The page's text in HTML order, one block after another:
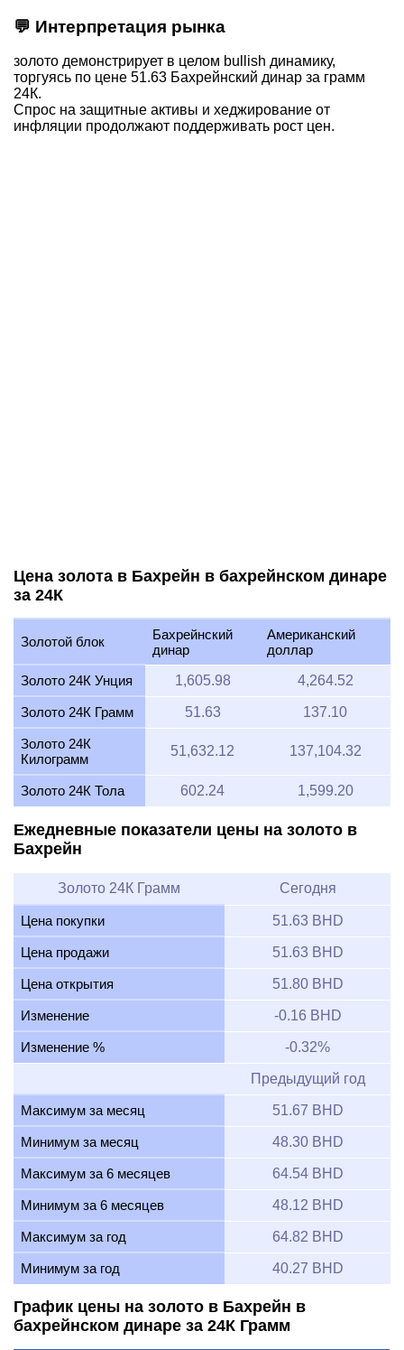
💬 Интерпретация рынка
золото демонстрирует в целом bullish динамику,
торгуясь по цене 51.63 Бахрейнский динар за грамм
24К.
Спрос на защитные активы и хеджирование от
инфляции продолжают поддерживать рост цен.
Цена золота в Бахрейн в бахрейнском динаре
за 24К
Золотой блок
Бахрейнский
динар
Американский
доллар
Золото 24К Унция
1,605.98 4,264.52
Золото 24К Грамм 51.63 137.10
Золото 24К
Килограмм
51,632.12 137,104.32
Золото 24К Тола 602.24 1,599.20
Ежедневные показатели цены на золото в
Бахрейн
Золото 24К Грамм Сегодня
Цена покупки 51.63 BHD
Цена продажи 51.63 BHD
Цена открытия 51.80 BHD
Изменение -0.16 BHD
Изменение % -0.32%
Предыдущий год
Максимум за месяц 51.67 BHD
Минимум за месяц 48.30 BHD
Максимум за 6 месяцев 64.54 BHD
Минимум за 6 месяцев 48.12 BHD
Максимум за год 64.82 BHD
Минимум за год 40.27 BHD
График цены на золото в Бахрейн в
бахрейнском динаре за 24К Грамм